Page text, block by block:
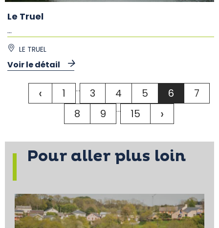
Le Truel
...
LE TRUEL
Voir le détail
‹ 1 ... 3 4 5 6
7
8
9 ... 15 ›
Pour aller plus loin